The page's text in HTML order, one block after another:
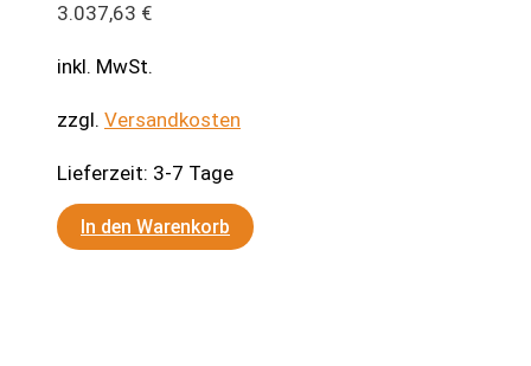
3.037,63 €
inkl. MwSt.
zzgl. Versandkosten
Lieferzeit: 3-7 Tage
In den Warenkorb